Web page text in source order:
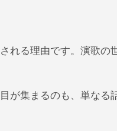
れる理由です。演歌の
が集まるのも、単なる